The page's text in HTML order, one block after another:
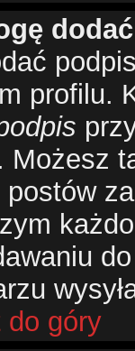
profilu.
Możesz
postów
do góry